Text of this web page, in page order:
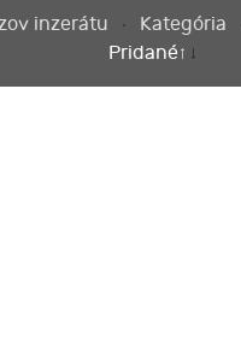
inzerátu Kategória
Pridané